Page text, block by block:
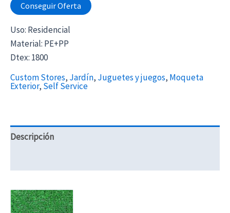
Conseguir Oferta
Uso: Residencial
Material: PE+PP
Dtex: 1800
Custom Stores, Jardín, Juguetes y juegos, Moqueta
Exterior, Self Service
Descripción